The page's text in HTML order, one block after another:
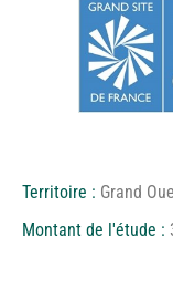
Territoire : Grand
Montant de l'étude :